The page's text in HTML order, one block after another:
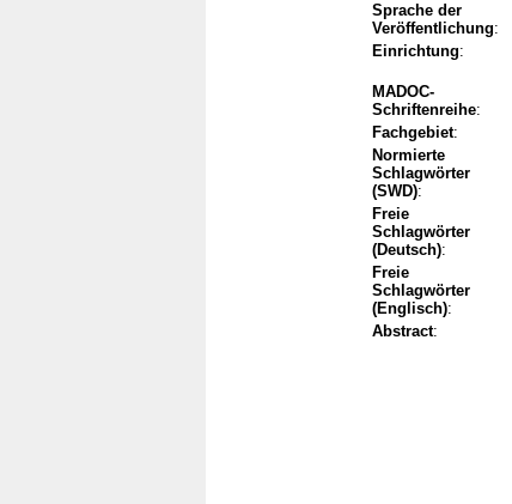
Sprache der
Veröffentlichung:
Einrichtung:
MADOC-
Schriftenreihe:
Fachgebiet:
Normierte
Schlagwörter
(SWD):
Freie
Schlagwörter
(Deutsch):
Freie
Schlagwörter
(Englisch):
Abstract: